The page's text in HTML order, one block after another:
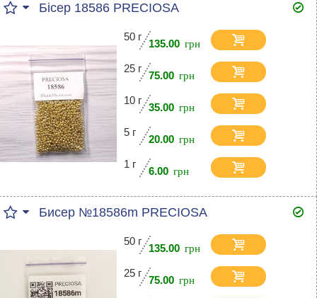
Бісер 18586 PRECIOSA
50 г
135.00
25 г
75.00
10 г
35.00
5 г
20.00
1 г
6.00
Бисер №18586m PRECIOSA
50 г
135.00
25 г
75.00